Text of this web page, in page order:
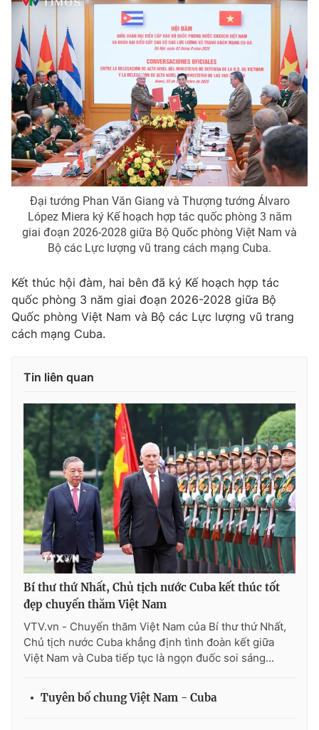
Đại tướng Phan Văn Giang và Thượng tướng Álvaro
López Miera ký Kế hoạch hợp tác quốc phòng 3 năm
giai đoạn 2026-2028 giữa Bộ Quốc phòng Việt Nam và
Bộ các Lực lượng vũ trang cách mạng Cuba.
Kết thúc hội đàm, hai bên đã ký Kế hoạch hợp tác
quốc phòng 3 năm giai đoạn 2026-2028 giữa Bộ
Quốc phòng Việt Nam và Bộ các Lực lượng vũ trang
cách mạng Cuba.
Tin liên quan
Bí thư thứ Nhất, Chủ tịch nước Cuba kết thúc tốt
đẹp chuyến thăm Việt Nam
VTV.vn - Chuyến thăm Việt Nam của Bí thư thứ Nhất,
Chủ tịch nước Cuba khẳng định tình đoàn kết giữa
Việt Nam và Cuba tiếp tục là ngọn đuốc soi sáng...
Tuyên bố chung Việt Nam - Cuba